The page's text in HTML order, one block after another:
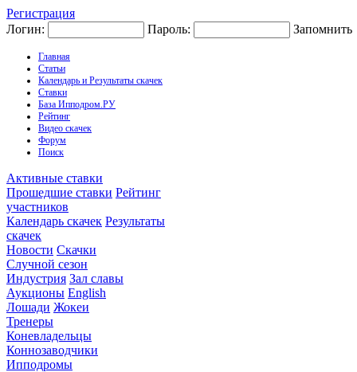
Регистрация
Логин:
Пароль: Запомнить
Главная
Статьи
Календарь и Результаты скачек
Ставки
База Ипподром.РУ
Рейтинг
Видео скачек
Форум
Поиск
Активные ставки
Прошедшие ставки Рейтинг
участников
Календарь скачек Результаты
скачек
Новости Скачки
Случной сезон
Индустрия Зал славы
Аукционы English
Лошади Жокеи
Тренеры
Коневладельцы
Коннозаводчики
Ипподромы